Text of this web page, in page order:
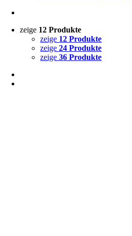
zeige 12 Produkte
zeige 12 Produkte
zeige24 Produkte
zeige36 Produkte